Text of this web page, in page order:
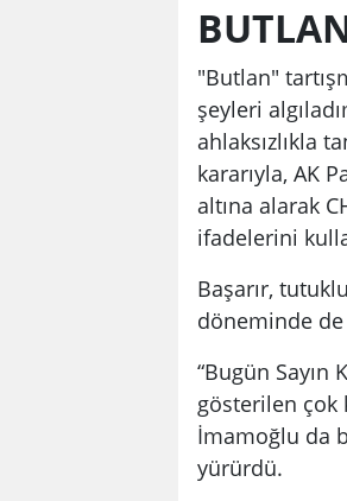
"Butlan"
şeyleri
ahlaksızlıkla
kararıyla, AK
altına alarak
ifadelerini
Başarır,
döneminde
“Bugün
gösterilen çok
İmamoğlu da
yürürdü.